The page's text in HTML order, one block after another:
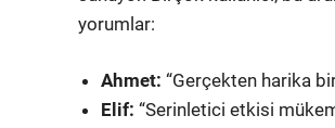
yorumlar:
Ahmet: “Gerçekten harika
Elif: “Serinletici etkisi